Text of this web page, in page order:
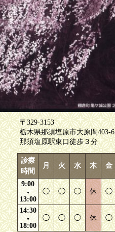
〒329-3153
栃木県那須塩原市大原間403-6
那須塩原駅東口徒歩３分
診療
時間
月 火 水 木 金
9:00
▼
13:00
◯ ◯ ◯ 休 ◯
14:30
▼
18:00
◯ ◯ ◯ 休 ◯